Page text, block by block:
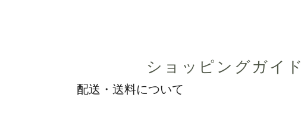
ショッピングガイド
配送・送料について